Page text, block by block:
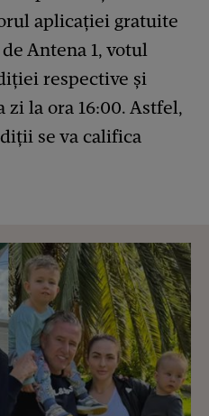
aplicaţiei gratuite
Antena 1, votul
respective şi
la ora 16:00. Astfel,
se va califica